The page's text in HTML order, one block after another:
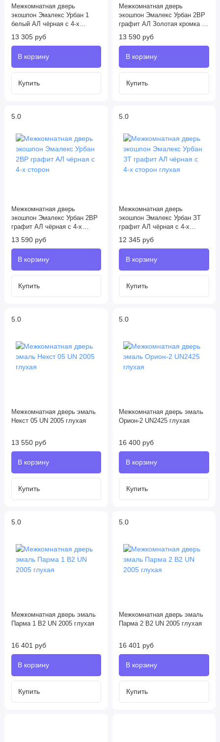
Межкомнатная дверь
экошпон Эмалекс Урбан 1
белый АЛ чёрная с 4-х
сторон
13 305 руб
Межкомнатная дверь
экошпон Эмалекс Урбан 2ВР
графит АЛ Золотая кромка с
4-х сторон
13 590 руб
5.0
Межкомнатная дверь
экошпон Эмалекс Урбан 2ВР
графит АЛ чёрная с 4-х
сторон
13 590 руб
5.0
Межкомнатная дверь
экошпон Эмалекс Урбан ЗТ
графит АЛ чёрная с 4-х
сторон глухая
12 345 руб
5.0
Межкомнатная дверь эмаль
Некст 05 UN 2005 глухая
13 550 руб
5.0
Межкомнатная дверь эмаль
Орион-2 UN2425 глухая
16 400 руб
5.0
Межкомнатная дверь эмаль
Парма 1 В2 UN 2005 глухая
16 401 руб
5.0
Межкомнатная дверь эмаль
Парма 2 В2 UN 2005 глухая
16 401 руб